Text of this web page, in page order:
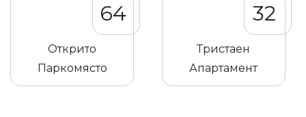
64
Открито
Паркомясто
32
Тристаен
Апартамент